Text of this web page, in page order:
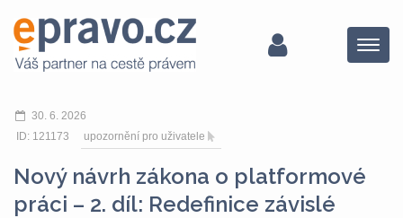
Menu
30. 6. 2026
ID: 121173
upozornění pro uživatele
Nový návrh zákona o platformové
práci – 2. díl: Redefinice závislé